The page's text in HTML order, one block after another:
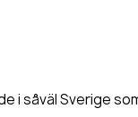
i såväl Sverige